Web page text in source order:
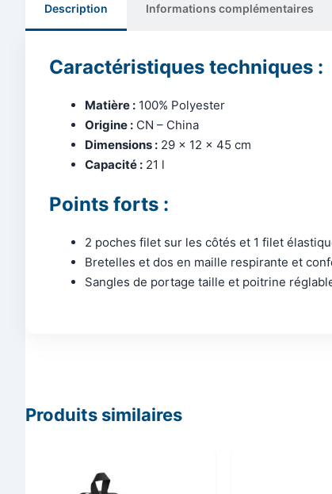
Description Informations complémentaires
Caractéristiques techniques :
Matière : 100% Polyester
Origine : CN – China
Dimensions : 29 x 12 x 45 cm
Capacité : 21 l
Points forts :
2 poches filet sur les côtés et 1 filet
Bretelles et dos en maille respirante et
Sangles de portage taille et poitrine
Produits similaires